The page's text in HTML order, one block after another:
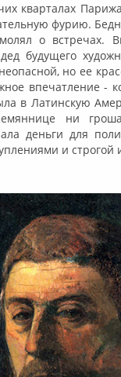
кварталах
фурию.
о
будущего
но ее
впечатление -
в Латинскую
ни
деньги для
и строгой